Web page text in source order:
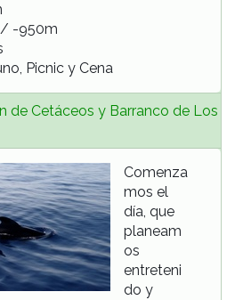
/ -950m
Picnic y Cena
de Cetáceos y Barranco de Los
Comenza
mos el
día, que
planeam
os
entreteni
do y